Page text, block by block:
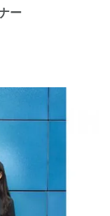
ー